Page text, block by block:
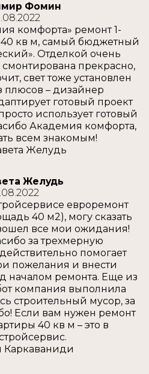
Фомин
комфорта» ремонт 1-
кв м, самый бюджетный
Отделкой очень
прекрасно,
свет тоже установлен
плюсов – дизайнер
готовый проект
использует готовый
Академия комфорта,
всем знакомым!
Желудь
евроремонт
40 м2), могу сказать
все мои ожидания!
за трехмерную
помогает
пожелания и внести
началом ремонта. Еще из
компания выполнила
строительный мусор, за
Если вам нужен ремонт
40 кв м – это в